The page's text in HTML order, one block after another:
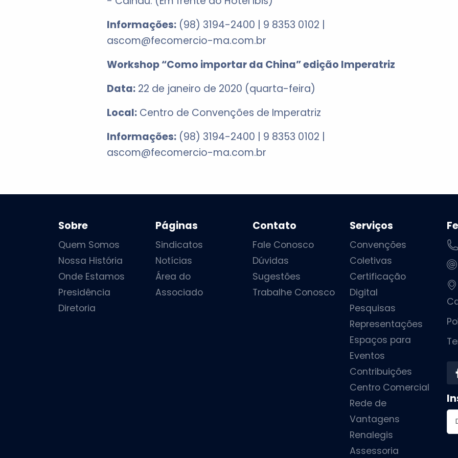
Informações: (98) 3194-2400 | 9 8353 0102 |
ascom@fecomercio-ma.com.br
Workshop “Como importar da China” edição Imperatriz
Data: 22 de janeiro de 2020 (quarta-feira)
Local: Centro de Convenções de Imperatriz
Informações: (98) 3194-2400 | 9 8353 0102 |
ascom@fecomercio-ma.com.br
Sobre
Quem Somos
Nossa História
Onde Estamos
Presidência
Diretoria
Páginas
Sindicatos
Notícias
Área do
Associado
Contato
Fale Conosco
Dúvidas
Sugestões
Trabalhe Conosco
Serviços
Convenções
Coletivas
Certificação
Digital
Pesquisas
Representações
Espaços para
Eventos
Contribuições
Centro Comercial
Rede de
Vantagens
Renalegis
Assessoria